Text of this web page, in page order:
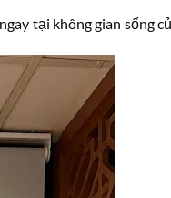
tại không gian sống